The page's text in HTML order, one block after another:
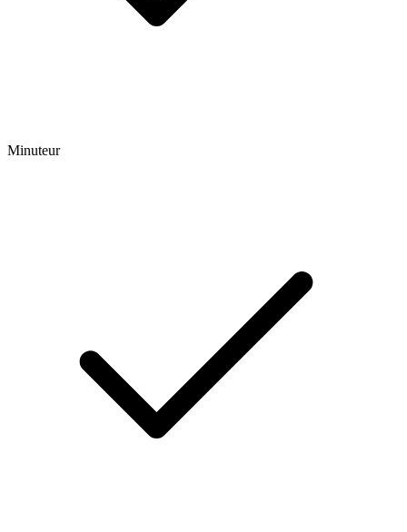
Minuteur